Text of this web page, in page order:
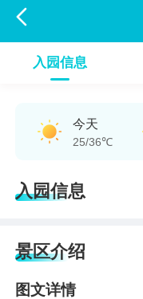

入园信息
今天
25/36℃
入园信息
景区介绍
图文详情